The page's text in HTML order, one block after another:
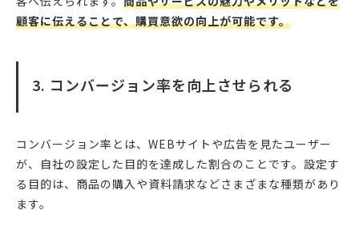
顧客に伝えることで、購買意欲の向上が可能です。
3. コンバージョン率を向上させられる
コンバージョン率とは、WEBサイトや広告を見たユーザー
が、自社の設定した目的を達成した割合のことです。設定す
る目的は、商品の購入や資料請求などさまざまな種類があり
ます。